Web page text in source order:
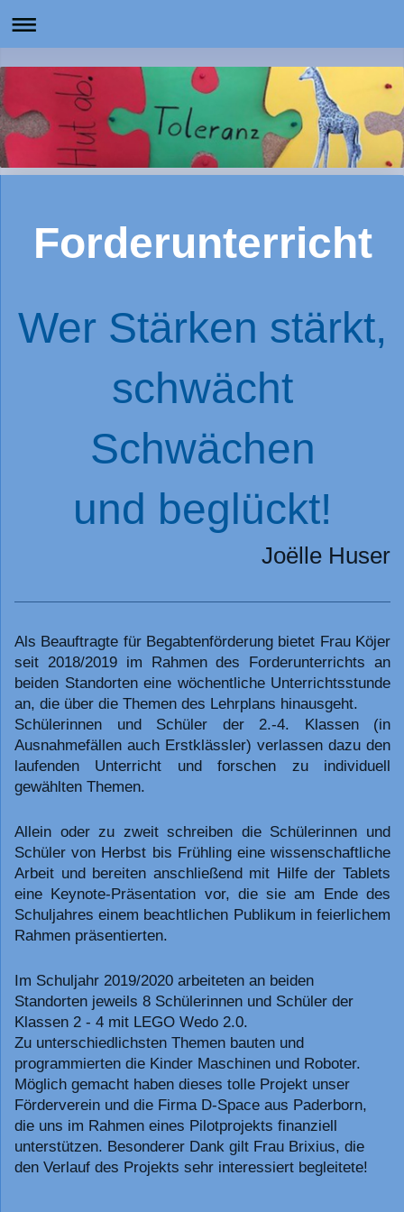
Forderunterricht
Wer Stärken stärkt,
schwächt
Schwächen
und beglückt!
Joëlle Huser
Als Beauftragte für Begabtenförderung bietet Frau Köjer
seit 2018/2019 im Rahmen des Forderunterrichts an
beiden Standorten eine wöchentliche Unterrichtsstunde
an, die über die Themen des Lehrplans hinausgeht.
Schülerinnen und Schüler der 2.-4. Klassen (in
Ausnahmefällen auch Erstklässler) verlassen dazu den
laufenden Unterricht und forschen zu individuell
gewählten Themen.
Allein oder zu zweit schreiben die Schülerinnen und
Schüler von Herbst bis Frühling eine wissenschaftliche
Arbeit und bereiten anschließend mit Hilfe der Tablets
eine Keynote-Präsentation vor, die sie am Ende des
Schuljahres einem beachtlichen Publikum in feierlichem
Rahmen präsentierten.
Im Schuljahr 2019/2020 arbeiteten an beiden
Standorten jeweils 8 Schülerinnen und Schüler der
Klassen 2 - 4 mit LEGO Wedo 2.0.
Zu unterschiedlichsten Themen bauten und
programmierten die Kinder Maschinen und Roboter.
Möglich gemacht haben dieses tolle Projekt unser
Förderverein und die Firma D-Space aus Paderborn,
die uns im Rahmen eines Pilotprojekts finanziell
unterstützen. Besonderer Dank gilt Frau Brixius, die
den Verlauf des Projekts sehr interessiert begleitete!